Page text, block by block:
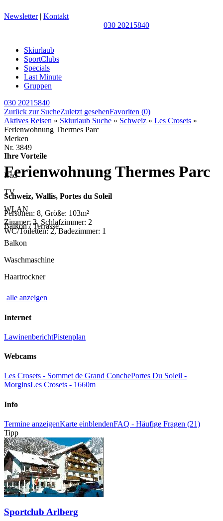
Newsletter| Kontakt
030 20215840
Skiurlaub
SportClubs
Specials
Last Minute
Gruppen
030 20215840
Zurück zur SucheZuletzt gesehenFavoriten (0)
Aktives Reisen » Skiurlaub Suche » Schweiz » Les Crosets »
Ferienwohnung Thermes Parc
Merken
Nr. 3849
Ferienwohnung Thermes Parc
Schweiz, Wallis, Portes du Soleil
Personen: 8, Größe: 103m²
Zimmer: 3, Schlafzimmer: 2
WC/Toiletten: 2, Badezimmer: 1
Ihre Vorteile
Bad
TV
WLAN
Balkon / Terrasse
Balkon
Waschmaschine
Haartrockner
alle anzeigen
Internet
LawinenberichtPistenplan
Webcams
Les Crosets - Sommet de Grand ConchePortes Du Soleil -
MorginsLes Crosets - 1660m
Info
Termine anzeigenKarte einblendenFAQ - Häufige Fragen (21)
Tipp
Sportclub Arlberg